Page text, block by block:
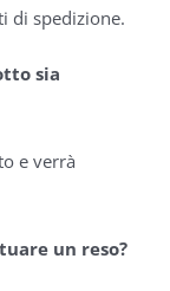
di spedizione.
sia
e verrà
un reso?